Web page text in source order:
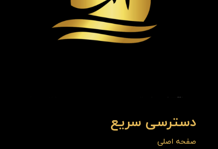
دسترسی سریع
صفحه اصلی